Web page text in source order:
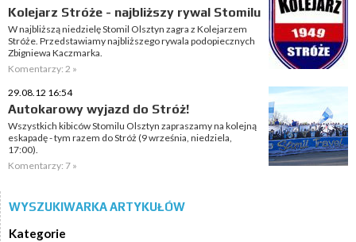
Kolejarz Stróże - najbliższy rywal Stomilu
W najbliższą niedzielę Stomil Olsztyn zagra z Kolejarzem
Stróże. Przedstawiamy najbliższego rywala podopiecznych
Zbigniewa Kaczmarka.
Komentarzy: 2 »
29.08.12 16:54
Autokarowy wyjazd do Stróż!
Wszystkich kibiców Stomilu Olsztyn zapraszamy na kolejną
eskapadę - tym razem do Stróż (9 września, niedziela,
17:00).
Komentarzy: 7 »
WYSZUKIWARKA ARTYKUŁÓW
Kategorie